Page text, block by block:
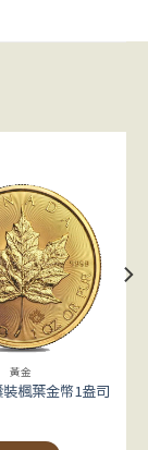
黃金
楓葉金幣1盎司